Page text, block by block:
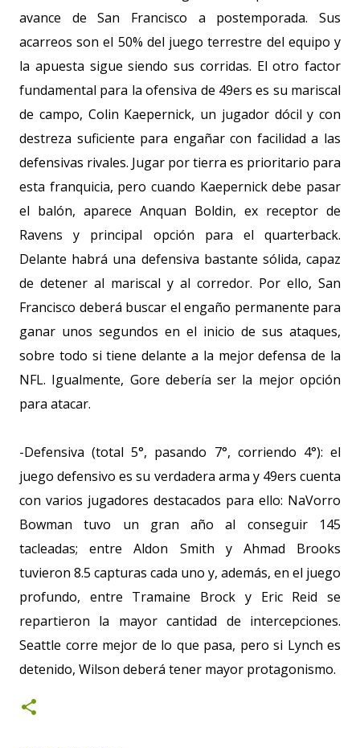
avance de San Francisco a postemporada. Sus
acarreos son el 50% del juego terrestre del equipo y
la apuesta sigue siendo sus corridas. El otro factor
fundamental para la ofensiva de 49ers es su mariscal
de campo, Colin Kaepernick, un jugador dócil y con
destreza suficiente para engañar con facilidad a las
defensivas rivales. Jugar por tierra es prioritario para
esta franquicia, pero cuando Kaepernick debe pasar
el balón, aparece Anquan Boldin, ex receptor de
Ravens y principal opción para el quarterback.
Delante habrá una defensiva bastante sólida, capaz
de detener al mariscal y al corredor. Por ello, San
Francisco deberá buscar el engaño permanente para
ganar unos segundos en el inicio de sus ataques,
sobre todo si tiene delante a la mejor defensa de la
NFL. Igualmente, Gore debería ser la mejor opción
para atacar.
-Defensiva (total 5°, pasando 7°, corriendo 4°): el
juego defensivo es su verdadera arma y 49ers cuenta
con varios jugadores destacados para ello: NaVorro
Bowman tuvo un gran año al conseguir 145
tacleadas; entre Aldon Smith y Ahmad Brooks
tuvieron 8.5 capturas cada uno y, además, en el juego
profundo, entre Tramaine Brock y Eric Reid se
repartieron la mayor cantidad de intercepciones.
Seattle corre mejor de lo que pasa, pero si Lynch es
detenido, Wilson deberá tener mayor protagonismo.